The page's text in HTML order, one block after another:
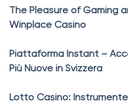
The Pleasure of Gaming
Winplace Casino
Piattaforma Instant –
Più Nuove in Svizzera
Lotto Casino: